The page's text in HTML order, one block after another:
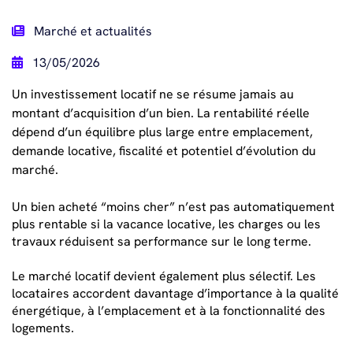
Marché et actualités
13/05/2026
Un investissement locatif ne se résume jamais au
montant d’acquisition d’un bien. La rentabilité réelle
dépend d’un équilibre plus large entre emplacement,
demande locative, fiscalité et potentiel d’évolution du
marché.
Un bien acheté “moins cher” n’est pas automatiquement
plus rentable si la vacance locative, les charges ou les
travaux réduisent sa performance sur le long terme.
Le marché locatif devient également plus sélectif. Les
locataires accordent davantage d’importance à la qualité
énergétique, à l’emplacement et à la fonctionnalité des
logements.